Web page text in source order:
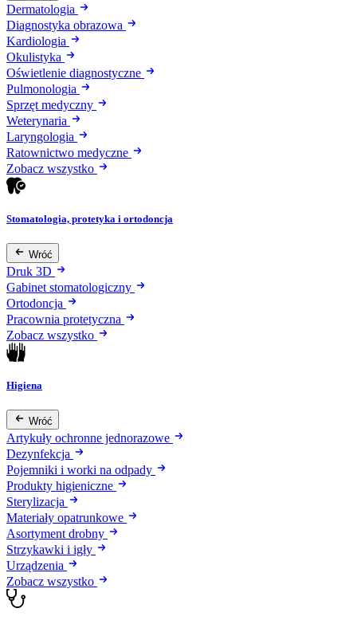
Dermatologia
Diagnostyka obrazowa
Kardiologia
Okulistyka
Oświetlenie diagnostyczne
Pulmonologia
Sprzęt medyczny
Weterynaria
Laryngologia
Ratownictwo medyczne
Zobacz wszystko
Stomatologia, protetyka i ortodoncja
Wróć
Druk 3D
Gabinet stomatologiczny
Ortodoncja
Pracownia protetyczna
Zobacz wszystko
Higiena
Wróć
Artykuły ochronne jednorazowe
Dezynfekcja
Pojemniki i worki na odpady
Produkty higieniczne
Sterylizacja
Materiały opatrunkowe
Asortyment drobny
Strzykawki i igły
Urządzenia
Zobacz wszystko